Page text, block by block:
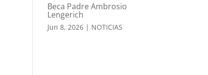
Beca Padre Ambrosio
Lengerich
Jun 8, 2026 | NOTICIAS